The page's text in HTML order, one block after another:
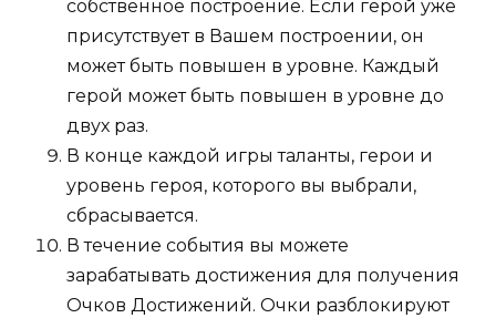
собственное построение. Если герой уже
присутствует в Вашем построении, он
может быть повышен в уровне. Каждый
герой может быть повышен в уровне до
двух раз.
В конце каждой игры таланты, герои и
уровень героя, которого вы выбрали,
сбрасывается.
В течение события вы можете
зарабатывать достижения для получения
Очков Достижений. Очки разблокируют